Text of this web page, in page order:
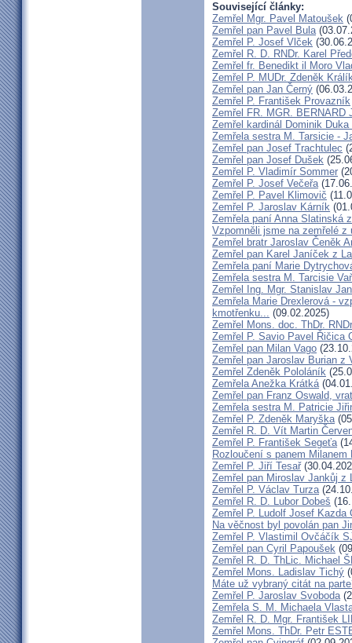
Související články:
Zemřel Mgr. Pavel Matoušek
Zemřel pan Pavel Bula
Zemřel P. Josef Vlček
Zemřel R. D. RNDr. Karel
Zemřel fr. Benedikt il Moro
Zemřel P. MUDr. Zdeněk
Zemřel pan Jan Černý
Zemřel P. František Provazník
Zemřel FR. MGR. BERNARD
Zemřel kardinál Dominik Duka
Zemřela sestra M. Tarsicie -
Zemřel pan Josef Trachtulec
Zemřel pan Josef Dušek
Zemřel P. Vladimír Sommer
Zemřel P. Josef Večeřa
Zemřel P. Pavel Klimovič
Zemřel P. Jaroslav Kárník
Zemřela paní Anna Slatinská
Vzpomněli jsme na zemřelé
Zemřel bratr Jaroslav Čeněk
Zemřel pan Karel Janíček z
Zemřela paní Marie
Zemřela sestra M. Tarcisie
Zemřel Ing. Mgr. Stanislav
Zemřela Marie Drexlerová -
kmotřenku... (09.02.2025)
Zemřel Mons. doc. ThDr.
Zemřel P. Savio Pavel Řičica
Zemřel pan Milan Vago
Zemřel pan Jaroslav Burian z
Zemřel Zdeněk Pololáník
Zemřela Anežka Krátká
Zemřel pan Franz Oswald,
Zemřela sestra M. Patricie
Zemřel P. Zdeněk Maryška
Zemřel R. D. Vít Martin
Zemřel P. František Segeťa
Rozloučení s panem Milanem
Zemřel P. Jiří Tesař
Zemřel pan Miroslav Jankůj z
Zemřel P. Václav Turza
Zemřel R. D. Lubor Dobeš
Zemřel P. Ludolf Josef Kazda
Na věčnost byl povolán pan
Zemřel P. Vlastimil Ovčáčík
Zemřel pan Cyril Papoušek
Zemřel R. D. ThLic. Michael
Zemřel Mons. Ladislav Tichý
Máte už vybraný citát na
Zemřel P. Jaroslav Svoboda
Zemřela S. M. Michaela
Zemřel R. D. Mgr. František
Zemřel Mons. ThDr. Petr